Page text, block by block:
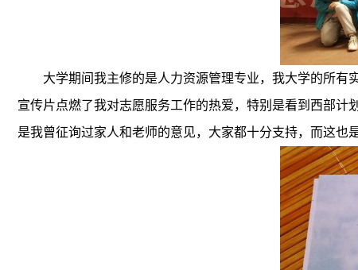
大学期间我主修的是人力资源管理专业，我大学的所
宣传片点燃了我对志愿服务工作的热爱，特别是看到西部
是我曾征询过家人和老师的意见，大家都十分支持，而这也